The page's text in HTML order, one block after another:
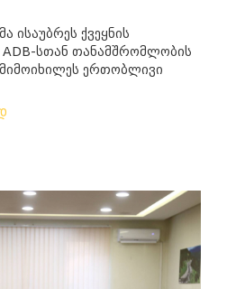
ისაუბრეს ქვეყნის
ADB-სთან თანამშრომლობის
ერთობლივი